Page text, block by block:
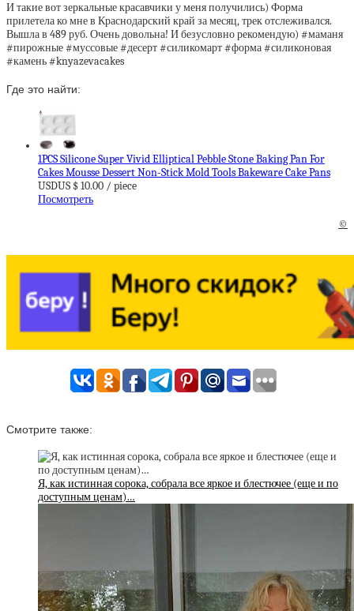
И такие вот зеркальные красавчики у меня получились) Форма
прилетела ко мне в Краснодарский край за месяц, трек отслеживался.
Вышла в 489 руб. Очень довольна! И безусловно рекомендую) #маманя
#пирожные #муссовые #десерт #силикомарт #форма #силиконовая
#камень #knyazevacakes
Где это найти:
1PCS Silicone Super Vivid Elliptical Pebble Stone Baking Pan For
Cakes Mousse Dessert Non-Stick Mold Tools Bakeware Cake Pans
USDUS $ 10.00 / piece
Посмотреть
©
Смотрите также:
Я, как истинная сорока, собрала все яркое и блестючее (еще и по
доступным ценам)…